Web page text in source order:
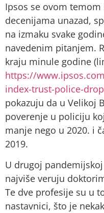
Ipsos se ovom
decenijama unazad,
na izmaku svake
navedenim pitanjem.
kraju minule godine
https://
index-trust-police-
pokazuju da u Velikoj
poverenje u policiju
manje nego u 2020. i
2019.
U drugoj
najviše veruju
Te dve profesije su u
nastavnici, što je